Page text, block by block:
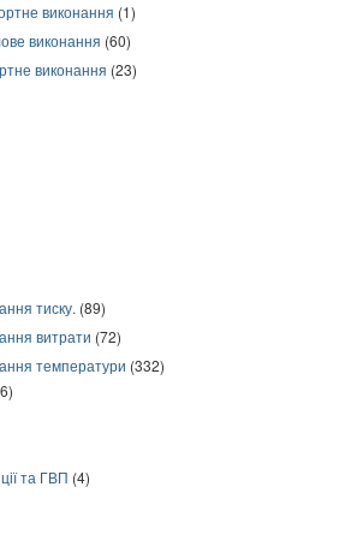
виконання (1)
виконання (60)
виконання (23)
тиску. (89)
витрати (72)
температури (332)
та ГВП (4)